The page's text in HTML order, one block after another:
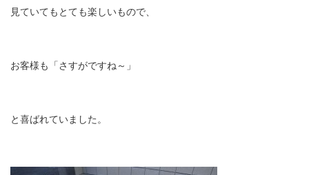
見ていてもとても楽しいもので、
お客様も「さすがですね～」
と喜ばれていました。